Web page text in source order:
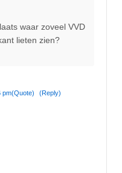
waar zoveel VVD
lieten zien?
pm(Quote) (Reply)